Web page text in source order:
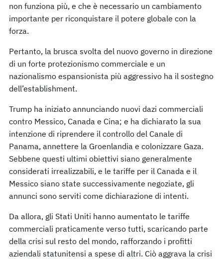
non funziona più, e che è necessario un cambiamento
importante per riconquistare il potere globale con la
forza.
Pertanto, la brusca svolta del nuovo governo in direzione
di un forte protezionismo commerciale e un
nazionalismo espansionista più aggressivo ha il sostegno
dell’establishment.
Trump ha iniziato annunciando nuovi dazi commerciali
contro Messico, Canada e Cina; e ha dichiarato la sua
intenzione di riprendere il controllo del Canale di
Panama, annettere la Groenlandia e colonizzare Gaza.
Sebbene questi ultimi obiettivi siano generalmente
considerati irrealizzabili, e le tariffe per il Canada e il
Messico siano state successivamente negoziate, gli
annunci sono serviti come dichiarazione di intenti.
Da allora, gli Stati Uniti hanno aumentato le tariffe
commerciali praticamente verso tutti, scaricando parte
della crisi sul resto del mondo, rafforzando i profitti
aziendali statunitensi a spese di altri. Ciò aggrava la crisi